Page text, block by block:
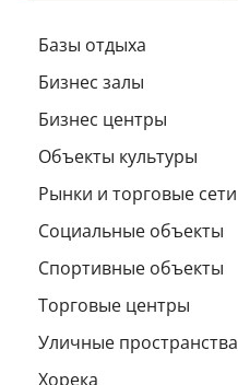
Базы отдыха
Бизнес залы
Бизнес центры
Объекты культуры
Рынки и торговые сети
Социальные объекты
Спортивные объекты
Торговые центры
Уличные пространства
Хорека